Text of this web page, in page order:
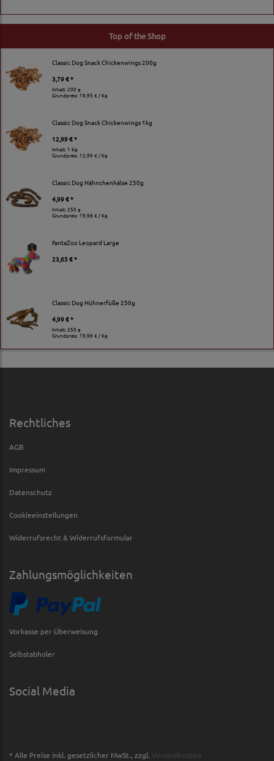
Top of the Shop
Classic Dog Snack Chickenwings 200g
3,79 € *
Inhalt: 200 g
Grundpreis:18,95 € / Kg
Classic Dog Snack Chickenwings 1kg
12,99 € *
Inhalt: 1 Kg
Grundpreis: 12,99 € / Kg
Classic Dog Hähnchenhälse 250g
4,99 € *
Inhalt: 250 g
Grundpreis:19,96 € / Kg
FantaZoo Leopard Large
23,65 € *
Classic Dog Hühnerfüße 250g
4,99 € *
Inhalt: 250 g
Grundpreis:19,96 € / Kg
Rechtliches
AGB
Impressum
Datenschutz
Cookieeinstellungen
Widerrufsrecht & Widerrufsformular
Zahlungsmöglichkeiten
Vorkasse per Überweisung
Selbstabholer
Social Media
* Alle Preise inkl. gesetzlicher MwSt., zzgl. Versandkosten